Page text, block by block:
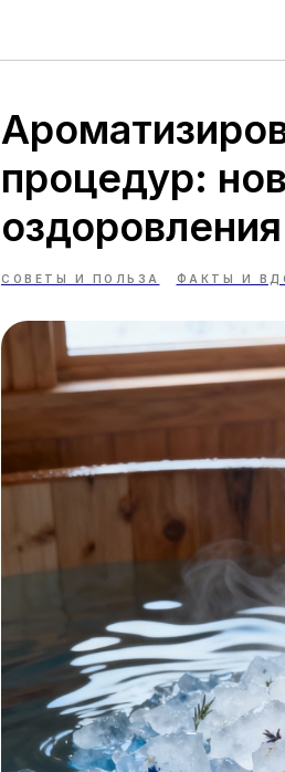
процедур:
оздоровления
СОВЕТЫ И ПОЛЬЗА ФАКТЫ И